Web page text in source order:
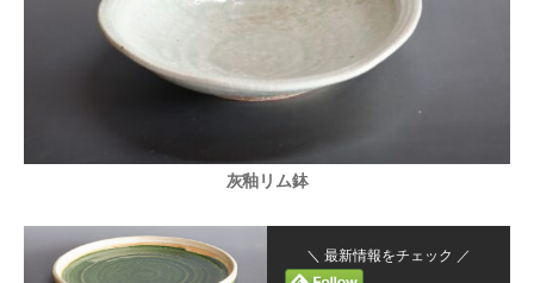
灰釉リム鉢
＼ 最新情報をチェック ／